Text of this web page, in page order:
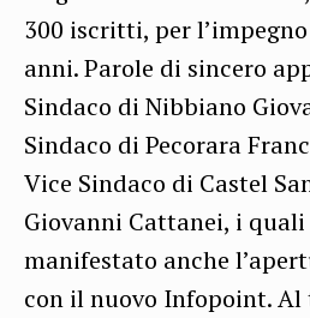
300 iscritti, per
anni. Parole di sincero
Sindaco di Nibbiano
Sindaco di Pecorara
Vice Sindaco di Castel
Giovanni Cattanei, i
manifestato anche
con il nuovo Infopoint. Al